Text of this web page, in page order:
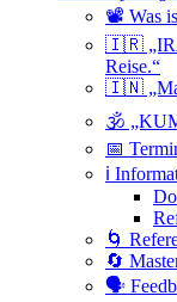
📽 Was
🇮🇷
Reise.“
🇮🇳
🕉
📅
ℹ️
🌀
🔄
🗣